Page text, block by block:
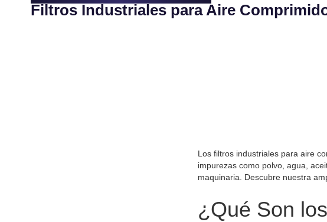
Filtros Industriales para Aire
Los filtros industriales para aire
impurezas como polvo, agua,
maquinaria. Descubre nuestra
¿Qué Son